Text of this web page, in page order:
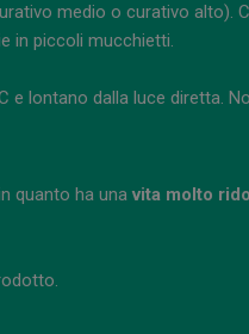
medio o curativo alto).
in piccoli mucchietti.
e lontano dalla luce diretta.
quanto ha una vita molto